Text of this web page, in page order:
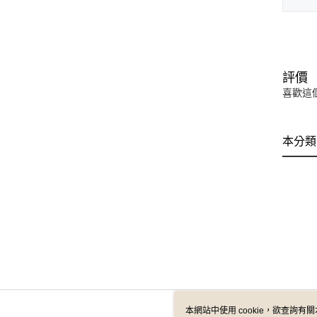
評價
喜歡這
本分
本網站中使用 cookie，欲查詢有